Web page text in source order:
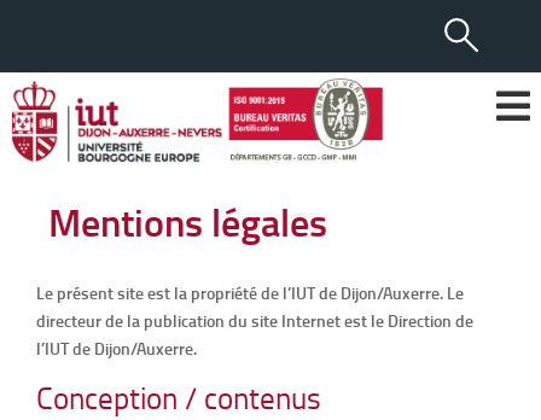
Mentions légales
Le présent site est la propriété de l’IUT de Dijon/Auxerre. Le
directeur de la publication du site Internet est le Direction de
l’IUT de Dijon/Auxerre.
Conception / contenus